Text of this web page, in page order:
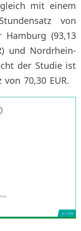
mit einem
von
Hamburg (93,13
und Nordrhein-
der Studie ist
70,30 EUR.